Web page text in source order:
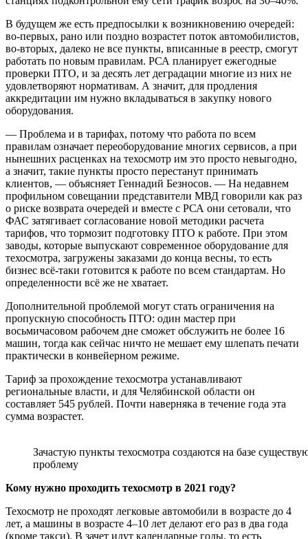
В будущем же есть предпосылки к возникновению очередей:
во-первых, рано или поздно возрастет поток автомобилистов,
во-вторых, далеко не все пункты, вписанные в реестр, смогут
работать по новым правилам. РСА планирует ежегодные
проверки ПТО, и за десять лет деградации многие из них не
удовлетворяют нормативам. А значит, для продления
аккредитации им нужно вкладываться в закупку нового
оборудования.
— Проблема и в тарифах, потому что работа по всем
правилам означает переоборудование многих сервисов, а при
нынешних расценках на техосмотр им это просто невыгодно,
а значит, такие пункты просто перестанут принимать
клиентов, — объясняет Геннадий Безносов. — На недавнем
профильном совещании представители МВД говорили как раз
о риске возврата очередей и вместе с РСА они сетовали, что
ФАС затягивает согласование новой методики расчета
тарифов, что тормозит подготовку ПТО к работе. При этом
заводы, которые выпускают современное оборудование для
техосмотра, загружены заказами до конца весны, то есть
бизнес всё-таки готовится к работе по всем стандартам. Но
определенности всё же не хватает.
Дополнительной проблемой могут стать ограничения на
пропускную способность ПТО: один мастер при
восьмичасовом рабочем дне сможет обслужить не более 16
машин, тогда как сейчас ничто не мешает ему шлепать печати
практически в конвейерном режиме.
Тариф за прохождение техосмотра устанавливают
региональные власти, и для Челябинской области он
составляет 545 рублей. Почти наверняка в течение года эта
сумма возрастет.
Зачастую пункты техосмотра создаются на базе
проблему
Кому нужно проходить техосмотр в 2021 году?
Техосмотр не проходят легковые автомобили в возрасте до 4
лет, а машины в возрасте 4–10 лет делают его раз в два года
(кроме такси). В зачет идут календарные годы, то есть